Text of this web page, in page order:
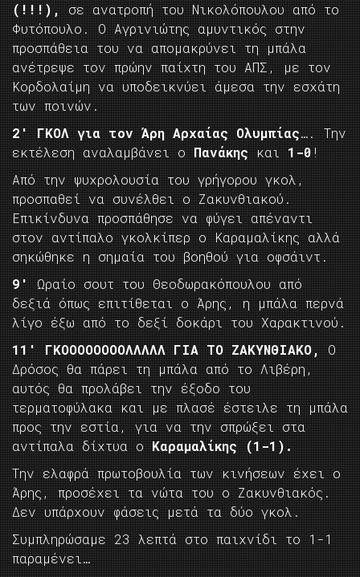
(!!!),
σε ανατροπή του Νικολόπουλου από το
Φυτόπουλο. Ο Αγρινιώτης αμυντικός στην
προσπάθεια του να απομακρύνει τη μπάλα
ανέτρεψε τον πρώην παίχτη του ΑΠΣ, με τον
Κορδολαίμη να υποδεικνύει άμεσα την εσχάτη
των ποινών.
2′ ΓΚΟΛ για τον Άρη Αρχαίας Ολυμπίας…. Την
εκτέλεση αναλαμβάνει ο Πανάκης και 1-0 !
Από την ψυχρολουσία του γρήγορου γκολ,
προσπαθεί να συνέλθει ο Ζακυνθιακού.
Επικίνδυνα προσπάθησε να φύγει απέναντι
στον αντίπαλο γκολκίπερ ο Καραμαλίκης αλλά
σηκώθηκε η σημαία του βοηθού για οφσάιντ.
9′
Ωραίο σουτ του Θεοδωρακόπουλου από
δεξιά όπως επιτίθεται ο Άρης, η μπάλα περνά
λίγο έξω από το δεξί δοκάρι του Χαρακτινού.
11′ ΓΚΟΟΟΟΟΟΟΟΛΛΛΛΛ ΓΙΑ ΤΟ ΖΑΚΥΝΘΙΑΚΟ,
Ο
Δρόσος θα πάρει τη μπάλα από το Λιβέρη,
αυτός θα προλάβει την έξοδο του
τερματοφύλακα και με πλασέ έστειλε τη μπάλα
προς την εστία, για να την σπρώξει στα
αντίπαλα δίχτυα ο Καραμαλίκης
(1-1).
Την ελαφρά πρωτοβουλία των κινήσεων έχει ο
Άρης, προσέχει τα νώτα του ο Ζακυνθιακός.
Δεν υπάρχουν φάσεις μετά τα δύο γκολ.
Συμπληρώσαμε 23 λεπτά στο παιχνίδι το 1-1
παραμένει…